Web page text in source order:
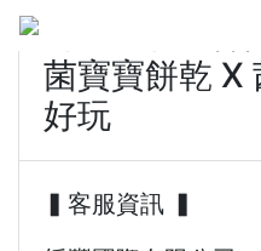
菌寶寶餅乾 X
好玩
▍客服資訊 ▍